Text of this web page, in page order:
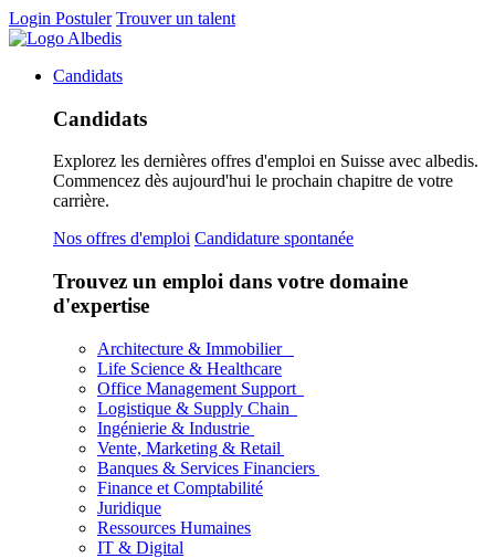
Login Postuler Trouver un talent
Candidats
Candidats
Explorez les dernières offres d'emploi en Suisse avec albedis.
Commencez dès aujourd'hui le prochain chapitre de votre
carrière.
Nos offres d'emploi Candidature spontanée
Trouvez un emploi dans votre domaine
d'expertise
Architecture & Immobilier
Life Science & Healthcare
Office Management Support
Logistique & Supply Chain
Ingénierie & Industrie
Vente, Marketing & Retail
Banques & Services Financiers
Finance et Comptabilité
Juridique
Ressources Humaines
IT & Digital